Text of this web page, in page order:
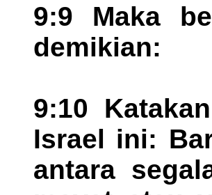
9:9 Maka
demikian:
9:10
Israel ini:
antara